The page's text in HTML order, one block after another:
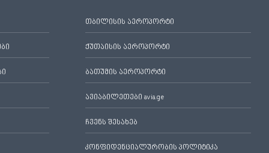
თბილისის აეროპორტი
ქუთაისის აეროპორტი
ბათუმის აეროპორტი
ავიაბილეთები avia.ge
ჩვენს შესახებ
კონფიდენციალურობის პოლიტიკა